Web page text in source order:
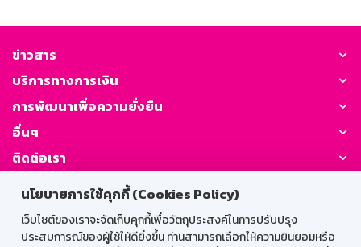
นโยบายการใช้คุกกี้ (Cookies Policy)
เว็บไซต์ของเราจะจัดเก็บคุกกี้เพื่อวัตถุประสงค์ในการปรับปรุง
ประสบการณ์ของผู้ใช้ให้ดียิ่งขึ้น ท่านสามารถเลือกให้ความยินยอมหรือ
ข่าวสาร
บริการทางการเงิน
การพัฒนาเพื่อความยั่งยืน
อื่นๆ
ติดต่อเรา
GSB Society: